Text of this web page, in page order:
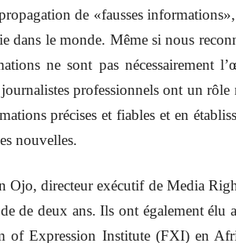
de «fausses
dans le monde. Même si nous
ne sont pas nécessairement
professionnels ont un
précises et fiables et en
nouvelles.
Ojo, directeur exécutif de Media
de deux ans. Ils ont également élu
of Expression Institute (FXI) en